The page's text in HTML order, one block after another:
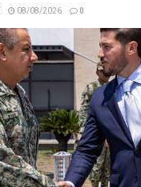
08/08/2026 0